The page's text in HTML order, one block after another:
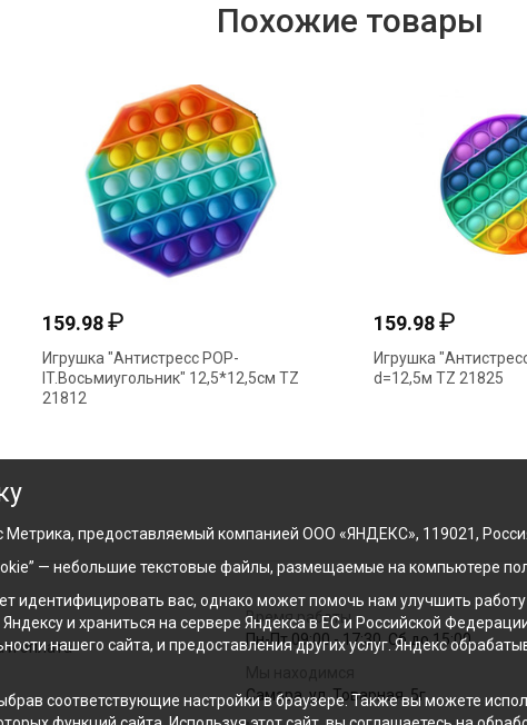
Похожие товары
159.98₽
Игрушка "Антистресс POP-
IT.Восьмиугольник" 12,5*12,5см TZ
21812
159.98₽
Игрушка
d=12,5м TZ 21825
и оплата
Время работы
Пн-Пт 09:00 - 17:30, Сб до 15:00
Самара, ул. Товарная, 5г
Метрика, предоставляемый компанией ООО «ЯНДЕКС», 119021,
— небольшие текстовые файлы, размещаемые на компьютере
вас, однако может помочь нам улучшить
и храниться на сервере Яндекса в ЕС и Российской
нашего сайта, и предоставления других услуг. Яндекс
соответствующие настройки в браузере. Также вы можете